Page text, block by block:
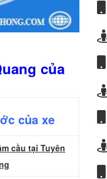
của
của xe
cầu tại Tuyên